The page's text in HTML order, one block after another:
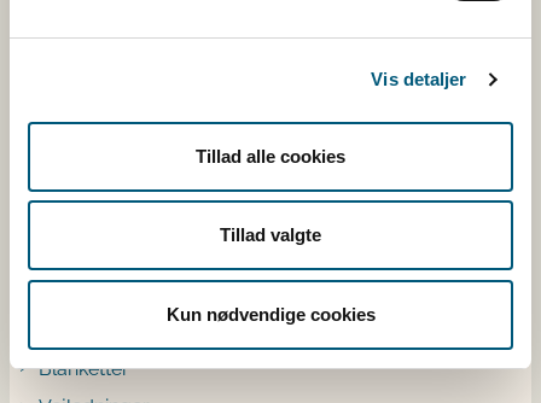
Vis detaljer
Tillad alle cookies
Tillad valgte
Kun nødvendige cookies
Ræv
Blanketter